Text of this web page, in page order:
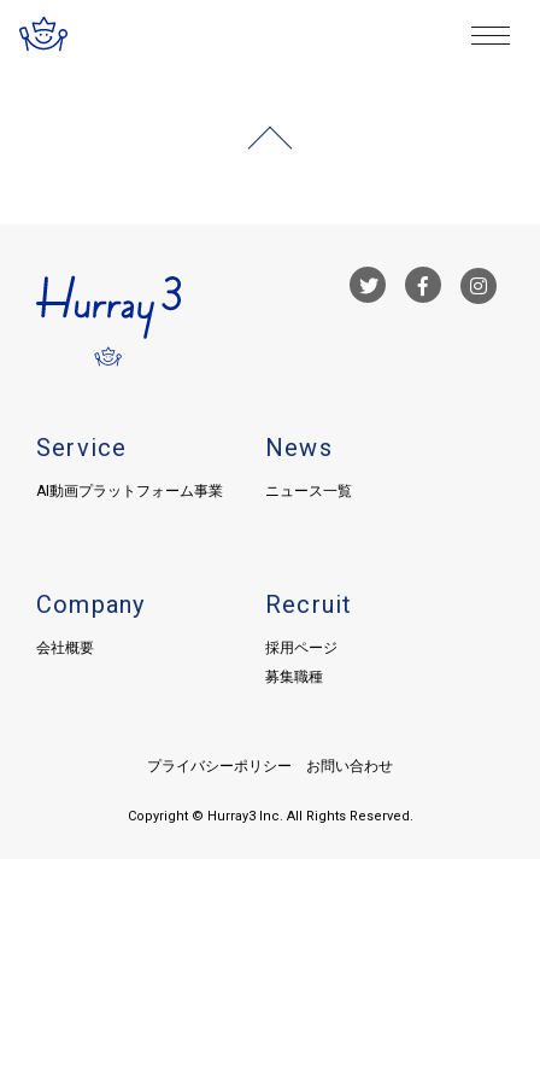
Service
AI動画プラットフォーム事業
News
ニュース一覧
Company
会社概要
Recruit
採用ページ
募集職種
プライバシーポリシー お問い合わせ
Copyright © Hurray3 Inc. All Rights Reserved.